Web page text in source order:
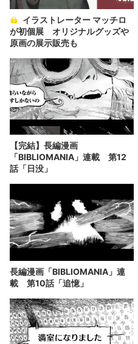
が初個展 オリジナルグッズや
原画の展示販売も
【完結】長編漫画
「BIBLIOMANIA」連載 第12
話「日没」
長編漫画「BIBLIOMANIA」連
載 第10話「追憶」